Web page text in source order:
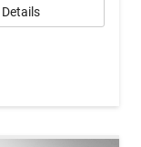
Details